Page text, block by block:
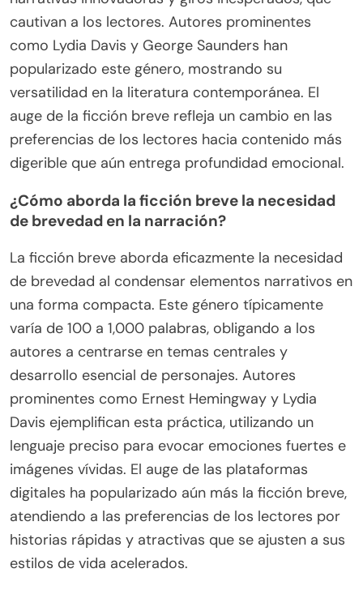
cautivan a los lectores. Autores prominentes
como Lydia Davis y George Saunders han
popularizado este género, mostrando su
versatilidad en la literatura contemporánea. El
auge de la ficción breve refleja un cambio en las
preferencias de los lectores hacia contenido más
digerible que aún entrega profundidad emocional.
¿Cómo aborda la ficción breve la necesidad
de brevedad en la narración?
La ficción breve aborda eficazmente la necesidad
de brevedad al condensar elementos narrativos en
una forma compacta. Este género típicamente
varía de 100 a 1,000 palabras, obligando a los
autores a centrarse en temas centrales y
desarrollo esencial de personajes. Autores
prominentes como Ernest Hemingway y Lydia
Davis ejemplifican esta práctica, utilizando un
lenguaje preciso para evocar emociones fuertes e
imágenes vívidas. El auge de las plataformas
digitales ha popularizado aún más la ficción breve,
atendiendo a las preferencias de los lectores por
historias rápidas y atractivas que se ajusten a sus
estilos de vida acelerados.